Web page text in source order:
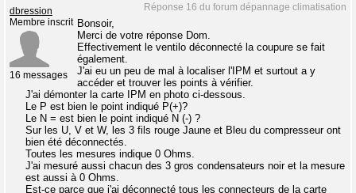
Réponse 16 du forum dépannage climatisation
dbression
Membre inscrit
16 messages
Bonsoir,
Merci de votre réponse Dom.
Effectivement le ventilo déconnecté la coupure se fait
également.
J'ai eu un peu de mal à localiser l'IPM et surtout a y
accéder et trouver les points à vérifier.
J'ai démonter la carte IPM en photo ci-dessous.
Le P est bien le point indiqué P(+)?
Le N = est bien le point indiqué N (-) ?
Sur les U, V et W, les 3 fils rouge Jaune et Bleu du compresseur ont
bien été déconnectés.
Toutes les mesures indique 0 Ohms.
J'ai mesuré aussi chacun des 3 gros condensateurs noir et la mesure
est aussi à 0 Ohms.
Est-ce parce que j'ai déconnecté tous les connecteurs de la carte